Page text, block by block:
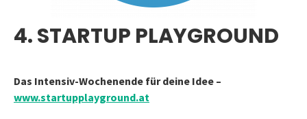
4. STARTUP PLAYGROUND
Das Intensiv-Wochenende für deine Idee –
www.startupplayground.at